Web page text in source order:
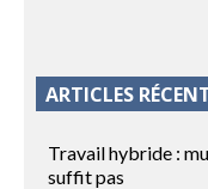
ARTICLES
Travail hybride :
suffit pas